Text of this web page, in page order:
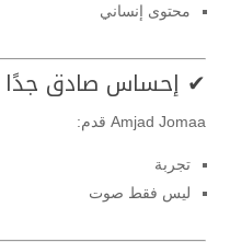
محتوى إنساني
✔ إحساس صادق جدًا
Amjad Jomaa قدم:
تجربة
ليس فقط صوت